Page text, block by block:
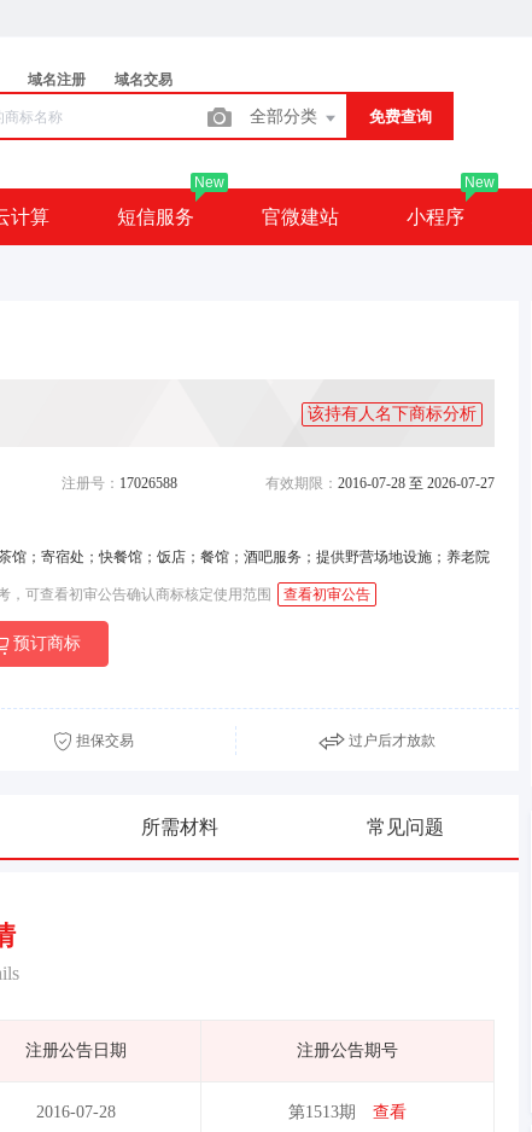
域名注册 域名交易
全部分类 免费查询
计算 短信服务
New
官微建站 小程序
New
该持有人名下商标分析
注册号： 17026588 有效期限： 2016-07-28 至 2026-07-27
馆；寄宿处；快餐馆；饭店；餐馆；酒吧服务；提供野营场地设施；养老院
，可查看初审公告确认商标核定使用范围 查看初审公告
预订商标
担保交易 过户后才放款
所需材料 常见问题
注册公告日期 注册公告期号
2016-07-28 第1513期 查看